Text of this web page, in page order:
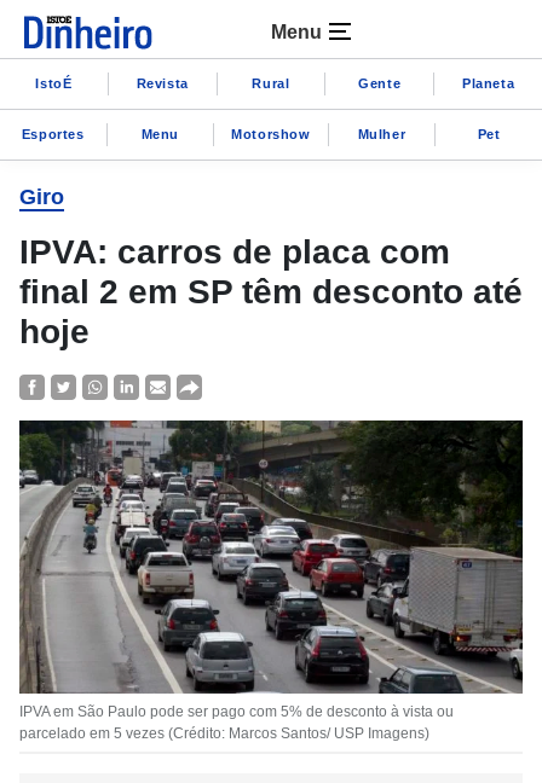
Menu
IstoÉ Revista Rural Gente Planeta
Esportes Menu Motorshow Mulher Pet
Giro
IPVA: carros de placa com
final 2 em SP têm desconto até
hoje
IPVA em São Paulo pode ser pago com 5% de desconto à vista ou
parcelado em 5 vezes (Crédito: Marcos Santos/ USP Imagens)